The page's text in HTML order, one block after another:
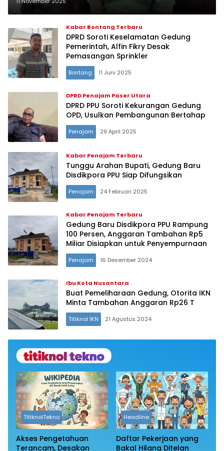
Kabar Bontang Terbaru
‎DPRD Soroti Keselamatan Gedung
Pemerintah, Alfin Fikry Desak
Pemasangan Sprinkler
Bontang 11 Juni 2025
DPRD Penajam Paser Utara
DPRD PPU Soroti Kekurangan Gedung
OPD, Usulkan Pembangunan Bertahap
Penajam 29 April 2025
Kabar Penajam Terbaru
Tunggu Arahan Bupati, Gedung Baru
Disdikpora PPU Siap Difungsikan
Penajam 24 Februari 2025
Kabar Penajam Terbaru
Gedung Baru Disdikpora PPU Rampung
100 Persen, Anggaran Tambahan Rp5
Miliar Disiapkan untuk Penyempurnaan
Penajam 16 Desember 2024
Ibu Kota Nusantara
Buat Pemeliharaan Gedung, Otorita IKN
Minta Tambahan Anggaran Rp26 T
Titiknol IKN 21 Agustus 2024
TitiknolTekno
Akses Pengetahuan
Terancam, Desakan
Headline
Daftar Pekerjaan yang
Bakal Hilang Ditelan